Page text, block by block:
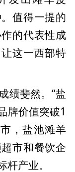
值得一提的
的代表性成
这一西部特
绩斐然。“盐
牌价值突破1
，盐池滩羊
市和餐饮企
产业。